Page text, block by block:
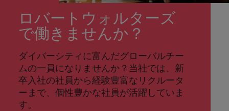
ロバートウォルターズ
で働きませんか？
ダイバーシティに富んだグローバルチー
ムの一員になりませんか？当社では、新
卒入社の社員から経験豊富なリクルータ
ーまで、個性豊かな社員が活躍していま
す。